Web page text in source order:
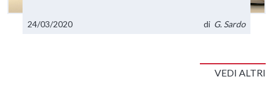
24/03/2020 di G. Sardo
VEDI ALTRI